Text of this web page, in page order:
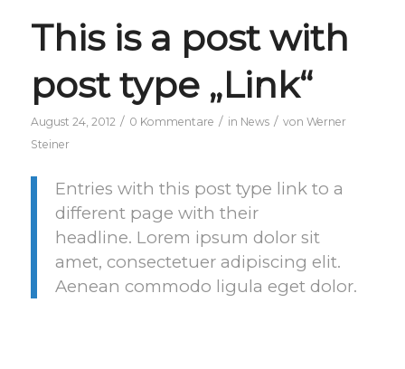
This is a post with
post type „Link“
August 24, 2012 / 0 Kommentare / in News / von Werner
Steiner
Entries with this post type link to a
different page with their
headline. Lorem ipsum dolor sit
amet, consectetuer adipiscing elit.
Aenean commodo ligula eget dolor.